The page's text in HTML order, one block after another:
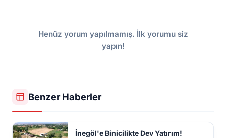
Henüz yorum yapılmamış. İlk yorumu siz
yapın!
Benzer Haberler
İnegöl'e Binicilikte Dev Yatırım!